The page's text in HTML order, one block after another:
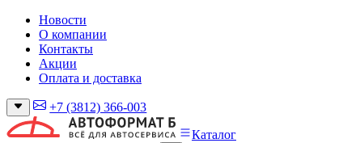
Новости
О компании
Контакты
Акции
Оплата и доставка
+7 (3812) 366-003
Каталог